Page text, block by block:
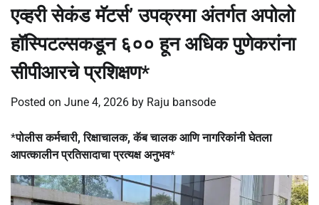
एव्हरी सेकंड मॅटर्स’ उपक्रमा अंतर्गत अपोलो
हॉस्पिटल्सकडून ६०० हून अधिक पुणेकरांना
सीपीआरचे प्रशिक्षण*
Posted on June 4, 2026 by Raju bansode
*पोलीस कर्मचारी, रिक्षाचालक, कॅब चालक आणि नागरिकांनी घेतला
आपत्कालीन प्रतिसादाचा प्रत्यक्ष अनुभव*